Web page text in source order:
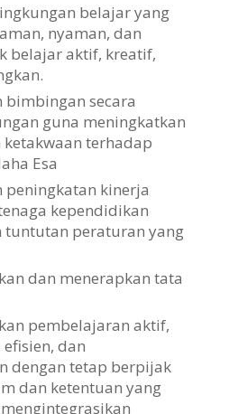
belajar yang
nyaman, dan
belajar aktif, kreatif,
bimbingan secara
guna meningkatkan
terhadap
Esa
peningkatan kinerja
kependidikan
tuntutan peraturan yang
dan menerapkan tata
pembelajaran aktif,
dan
dengan tetap berpijak
dan ketentuan yang